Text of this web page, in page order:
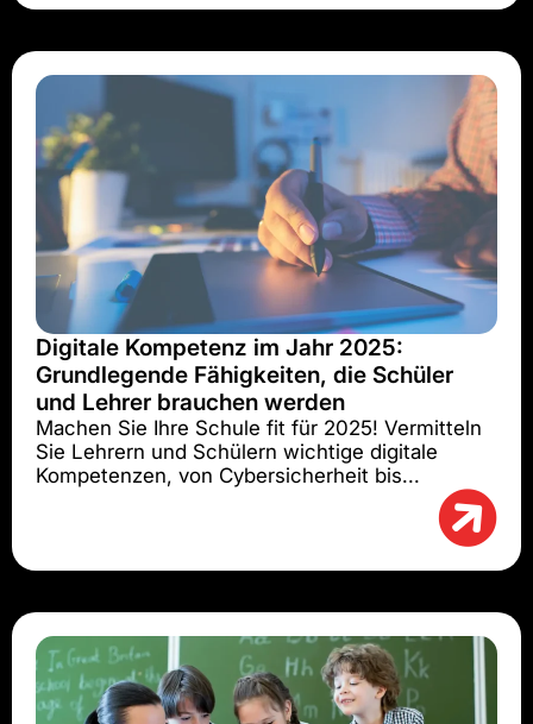
Digitale Kompetenz im Jahr 2025:
Grundlegende Fähigkeiten, die Schüler
und Lehrer brauchen werden
Machen Sie Ihre Schule fit für 2025! Vermitteln
Sie Lehrern und Schülern wichtige digitale
Kompetenzen, von Cybersicherheit bis...